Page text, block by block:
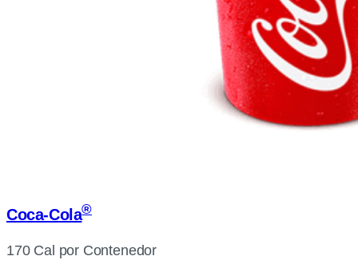
Coca-Cola®
170 Cal por Contenedor